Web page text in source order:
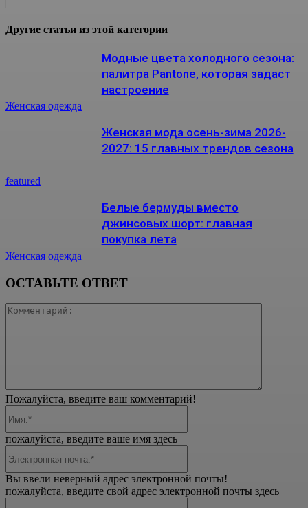
Другие статьи из этой категории
Женская одежда
Модные цвета холодного сезона:
палитра Pantone, которая задаст
настроение
featured
Женская мода осень-зима 2026-
2027: 15 главных трендов сезона
Женская одежда
Белые бермуды вместо
джинсовых шорт: главная
покупка лета
ОСТАВЬТЕ ОТВЕТ
Пожалуйста, введите ваш комментарий!
пожалуйста, введите ваше имя здесь
Вы ввели неверный адрес электронной почты!
пожалуйста, введите свой адрес электронной почты здесь